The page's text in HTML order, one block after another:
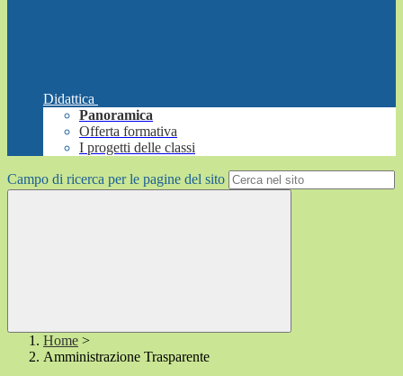
Didattica
Panoramica
Offerta formativa
I progetti delle classi
Campo di ricerca per le pagine del sito
Home >
Amministrazione Trasparente